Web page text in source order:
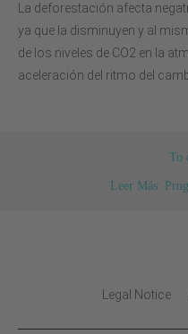
La deforestación afecta
ya que la disminuyen y al
de los niveles de CO2 en la
aceleración del ritmo del
To
Leer Más:
Legal Notice